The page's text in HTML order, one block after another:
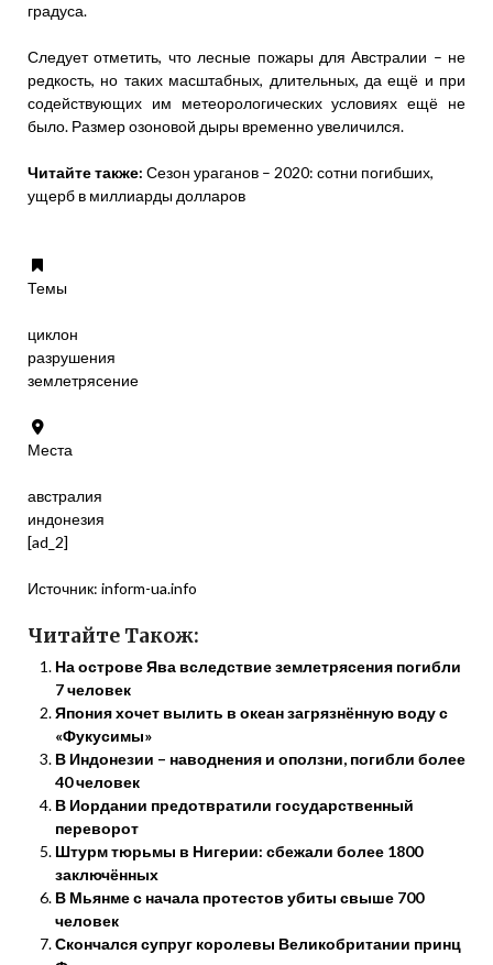
градуса.
Следует отметить, что лесные пожары для Австралии – не
редкость, но таких масштабных, длительных, да ещё и при
содействующих им метеорологических условиях ещё не
было. Размер озоновой дыры временно увеличился.
Читайте также: Сезон ураганов – 2020: сотни погибших,
ущерб в миллиарды долларов
Темы
циклон
разрушения
землетрясение
Места
австралия
индонезия
[ad_2]
Источник: inform-ua.info
Читайте Також:
На острове Ява вследствие землетрясения погибли
7 человек
Япония хочет вылить в океан загрязнённую воду с
«Фукусимы»
В Индонезии – наводнения и оползни, погибли более
40 человек
В Иордании предотвратили государственный
переворот
Штурм тюрьмы в Нигерии: сбежали более 1800
заключённых
В Мьянме с начала протестов убиты свыше 700
человек
Скончался супруг королевы Великобритании принц